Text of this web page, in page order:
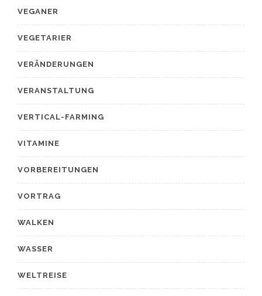
VEGANER
VEGETARIER
VERÄNDERUNGEN
VERANSTALTUNG
VERTICAL-FARMING
VITAMINE
VORBEREITUNGEN
VORTRAG
WALKEN
WASSER
WELTREISE